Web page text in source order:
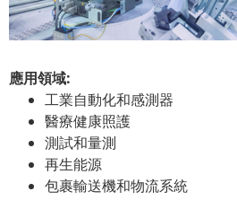
應用領域:
工業自動化和感測器
醫療健康照護
測試和量測
再生能源
包裹輸送機和物流系統